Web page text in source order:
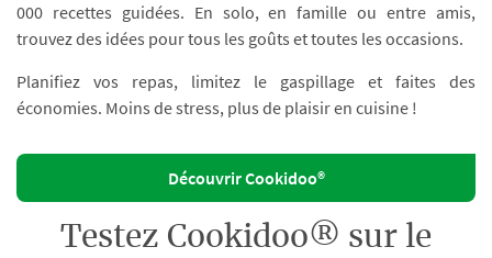
000 recettes guidées. En solo, en famille ou entre amis,
trouvez des idées pour tous les goûts et toutes les occasions.
Planifiez vos repas, limitez le gaspillage et faites des
économies. Moins de stress, plus de plaisir en cuisine !
Découvrir Cookidoo®
Testez Cookidoo® sur le